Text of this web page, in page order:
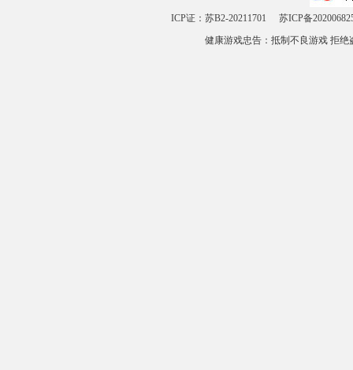
ICP证：苏B2-20211701
苏ICP备
健康游戏忠告：抵制不良游戏 拒